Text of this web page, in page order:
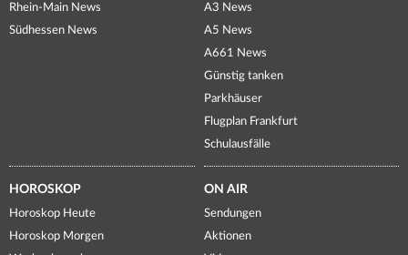
Rhein-Main News
Südhessen News
A3 News
A5 News
A661 News
Günstig tanken
Parkhäuser
Flugplan Frankfurt
Schulausfälle
HOROSKOP
Horoskop Heute
Horoskop Morgen
ON AIR
Sendungen
Aktionen